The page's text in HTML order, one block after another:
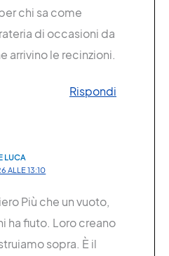
chi sa come
di occasioni da
arrivino le recinzioni.
Rispondi
LUCA
ALLE 13:10
Più che un vuoto,
ha fiuto. Loro creano
sopra. È il